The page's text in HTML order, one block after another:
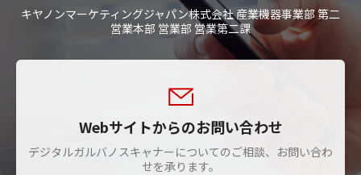
キヤノンマーケティングジャパン株式会社 産業機器事業部 第二
営業本部 営業部 営業第二課
Webサイトからのお問い合わせ
デジタルガルバノスキャナーについてのご相談、お問い合わ
せを承ります。